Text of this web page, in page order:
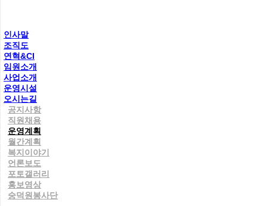
인사말
조직도
연혁&CI
임원소개
사업소개
운영시설
오시는길
공지사항
직원채용
운영계획
월간계획
복지이야기
언론보도
포토갤러리
홍보영상
숭덕원봉사단